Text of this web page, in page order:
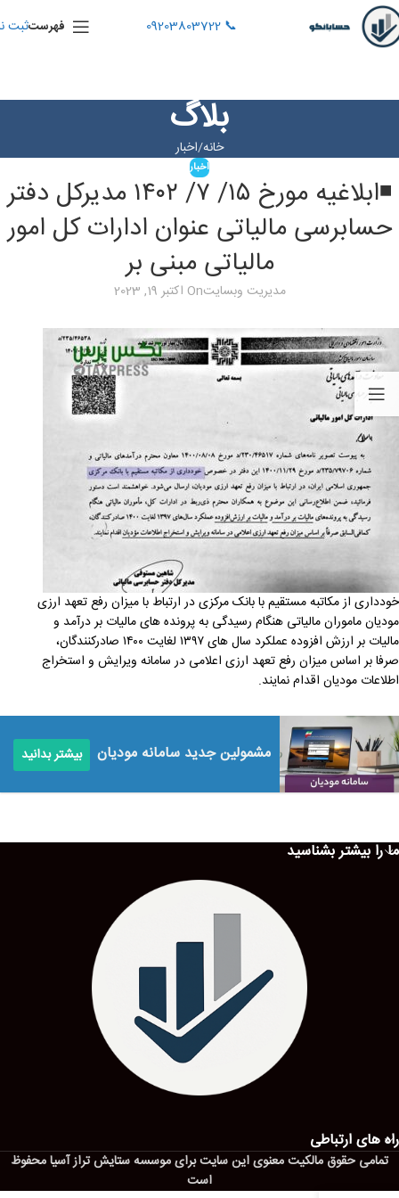
📞 09203803722 فهرستثبت
بلاگ
خانه اخبار
اخبار
◾️ابلاغیه مورخ ۱۵/ ۷/ ۱۴۰۲ مدیرکل دفتر
حسابرسی مالیاتی عنوان ادارات کل امور
مالیاتی مبنی بر
مدیریت وبسایتOn اکتبر 19, 2023
خودداری از مکاتبه مستقیم با بانک مرکزی در ارتباط با میزان رفع تعهد ارزی
مودیان ماموران مالیاتی هنگام رسیدگی به پرونده های مالیات بر درآمد و
مالیات بر ارزش افزوده عملکرد سال های ۱۳۹۷ لغایت ۱۴۰۰ صادرکنندگان،
صرفا بر اساس میزان رفع تعهد ارزی اعلامی در سامانه ویرایش و استخراج
اطلاعات مودیان اقدام نمایند.
مشمولین جدید سامانه مودیان بیشتر بدانید
ما را بیشتر بشناسید
راه های ارتباطی
تمامی حقوق مالکیت معنوی این ‌سایت برای موسسه ستایش تراز آسیا محفوظ
است